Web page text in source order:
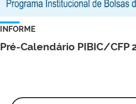
INFORME
Pré-Calendário PIBIC/CFP